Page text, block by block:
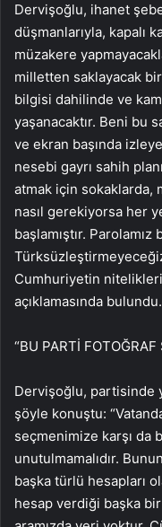
Dervişoğlu, ihanet
düşmanlarıyla, kapalı
müzakere
milletten saklayacak
bilgisi dahilinde ve
yaşanacaktır. Beni bu
ve ekran başında
nesebi gayrı sahih
atmak için sokaklarda,
nasıl gerekiyorsa her
başlamıştır.
Cumhuriyetin
açıklamasında bulundu.
“BU PARTİ FOTOĞRAF
Dervişoğlu, partisinde
şöyle konuştu:
seçmenimize karşı da
unutulmamalıdır.
başka türlü hesapları
hesap verdiği başka